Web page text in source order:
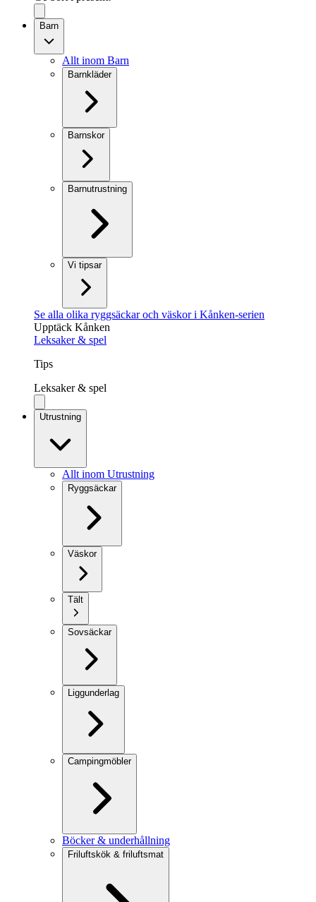
Barn
Allt inom Barn
Barnkläder
Barnskor
Barnutrustning
Vi tipsar
Se alla olika ryggsäckar och väskor i Kånken-serien
Upptäck Kånken
Leksaker & spel
Tips
Leksaker & spel
Utrustning
Allt inom Utrustning
Ryggsäckar
Väskor
Tält
Sovsäckar
Liggunderlag
Campingmöbler
Böcker & underhållning
Friluftskök & friluftsmat